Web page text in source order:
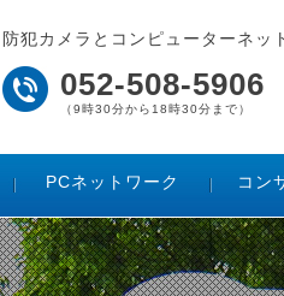
防犯カメラとコンピューターネッ
052-508-5906
（9時30分から18時30分まで）
PCネットワーク コン